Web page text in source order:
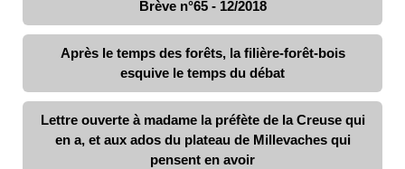
Brève n°65 - 12/2018
Après le temps des forêts, la filière-forêt-bois
esquive le temps du débat
Lettre ouverte à madame la préfète de la Creuse qui
en a, et aux ados du plateau de Millevaches qui
pensent en avoir